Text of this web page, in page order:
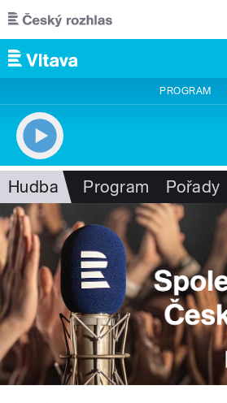
Přejít k hlavnímu obsahu
PROGRAM
Hudba Program Pořady